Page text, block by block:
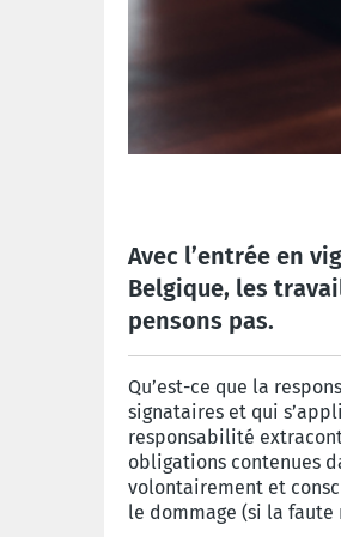
Avec l’entrée en
Belgique, les
pensons pas.
Qu’est-ce que la
signataires et qui
responsabilité
obligations contenues
volontairement et
le dommage (si la faute